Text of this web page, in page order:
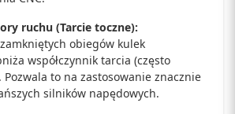
ruchu (Tarcie toczne):
obiegów kulek
współczynnik tarcia (często
Pozwala to na zastosowanie znacznie
silników napędowych.